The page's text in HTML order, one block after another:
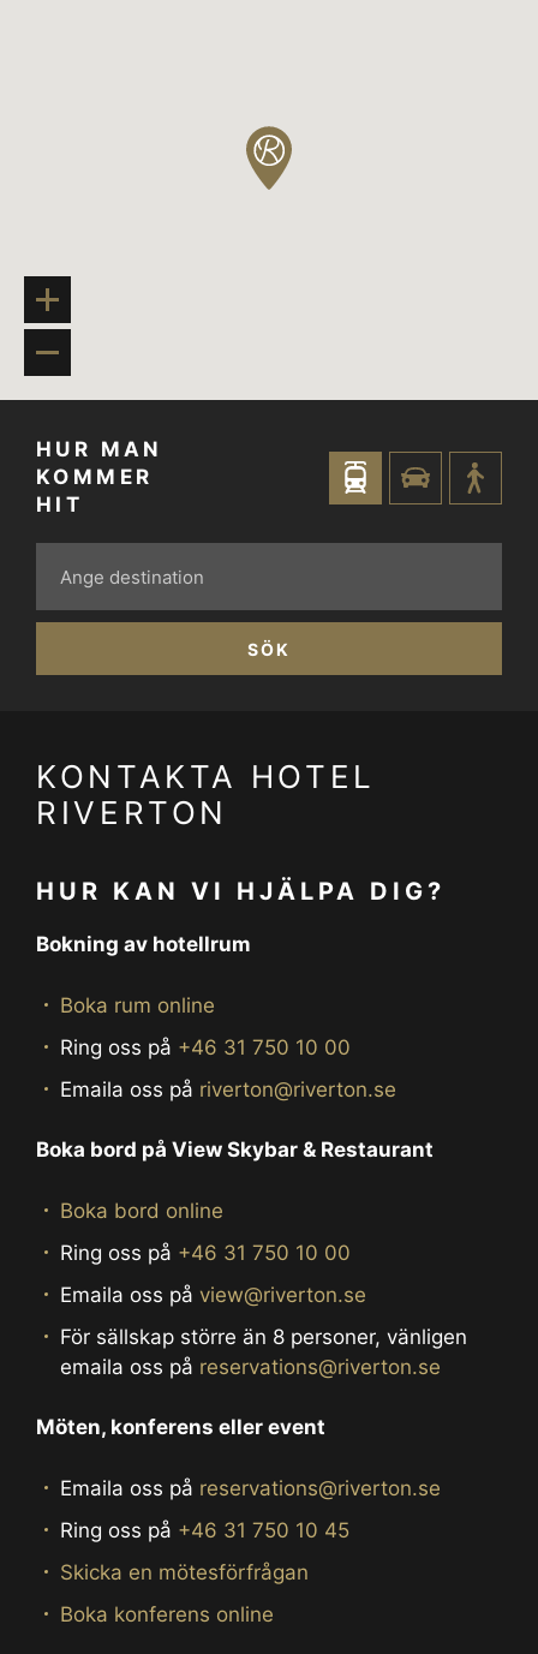
HUR MAN
KOMMER
HIT
SÖK
KONTAKTA HOTEL
RIVERTON
HUR KAN VI HJÄLPA DIG?
Bokning av hotellrum
Boka rum online
Ring oss på +46 31 750 10 00
Emaila oss på riverton@riverton.se
Boka bord på View Skybar & Restaurant
Boka bord online
Ring oss på +46 31 750 10 00
Emaila oss på view@riverton.se
För sällskap större än 8 personer, vänligen
emaila oss på reservations@riverton.se
Möten, konferens eller event
Emaila oss på reservations@riverton.se
Ring oss på +46 31 750 10 45
Skicka en mötesförfrågan
Boka konferens online